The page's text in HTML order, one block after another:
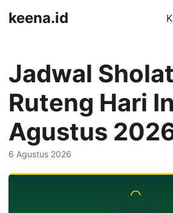
keena.id
Jadwal Sholat
Ruteng Hari
Agustus
6 Agustus 2026